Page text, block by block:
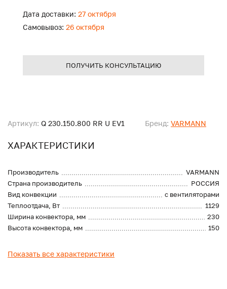
Артикул: Q 230.150.800 RR U EV1 Бренд: VARMANN
ХАРАКТЕРИСТИКИ
Производитель
VARMANN
Страна производитель
РОССИЯ
Вид конвекции
с вентиляторами
Теплоотдача, Вт
1129
Ширина конвектора, мм
230
Высота конвектора, мм
150
Показать все характеристики
Дата доставки: 27 октября
Самовывоз: 26 октября
ПОЛУЧИТЬ КОНСУЛЬТАЦИЮ